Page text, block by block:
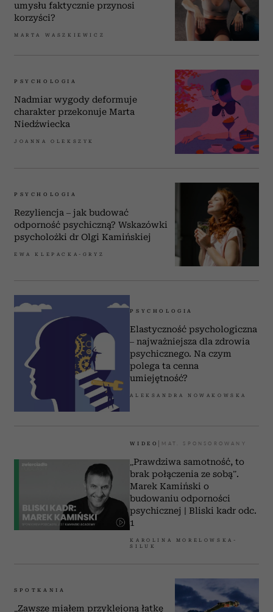
umysłu faktycznie przynosi
korzyści?
MARTA WASZKIEWICZ
PSYCHOLOGIA
Nadmiar wygody deformuje
charakter przekonuje Marta
Niedźwiecka
JOANNA OLEKSZYK
PSYCHOLOGIA
Rezyliencja – jak budować
odporność psychiczną? Wskazówki
psycholożki dr Olgi Kamińskiej
EWA KLEPACKA-GRYZ
PSYCHOLOGIA
Elastyczność psychologiczna
– najważniejsza dla zdrowia
psychicznego. Na czym
polega ta cenna
umiejętność?
ALEKSANDRA NOWAKOWSKA
WIDEO
„Prawdziwa samotność, to
brak połączenia ze sobą”.
Marek Kamiński o
budowaniu odporności
psychicznej | Bliski kadr odc.
1
KAROLINA MORELOWSKA-
SILUK
SPOTKANIA
„Zawsze miałem przyklejoną łatkę